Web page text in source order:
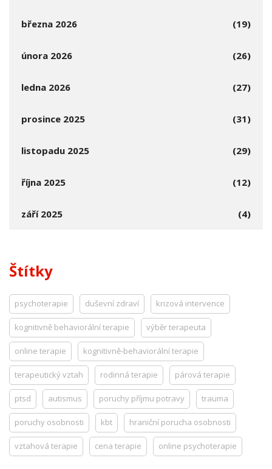
března 2026 (19)
února 2026 (26)
ledna 2026 (27)
prosince 2025 (31)
listopadu 2025 (29)
října 2025 (12)
září 2025 (4)
Štítky
psychoterapie duševní zdraví krizová intervence
kognitivně behaviorální terapie výběr terapeuta
online terapie kognitivně-behaviorální terapie
terapeutický vztah rodinná terapie párová terapie
ptsd autismus poruchy příjmu potravy trauma
poruchy osobnosti kbt hraniční porucha osobnosti
vztahová terapie cena terapie online psychoterapie